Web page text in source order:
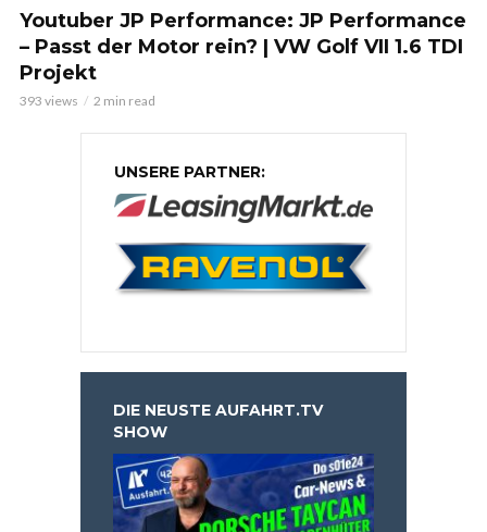
Youtuber JP Performance: JP Performance
– Passt der Motor rein? | VW Golf VII 1.6 TDI
Projekt
393 views 2 min read
UNSERE PARTNER:
DIE NEUSTE AUFAHRT.TV
SHOW